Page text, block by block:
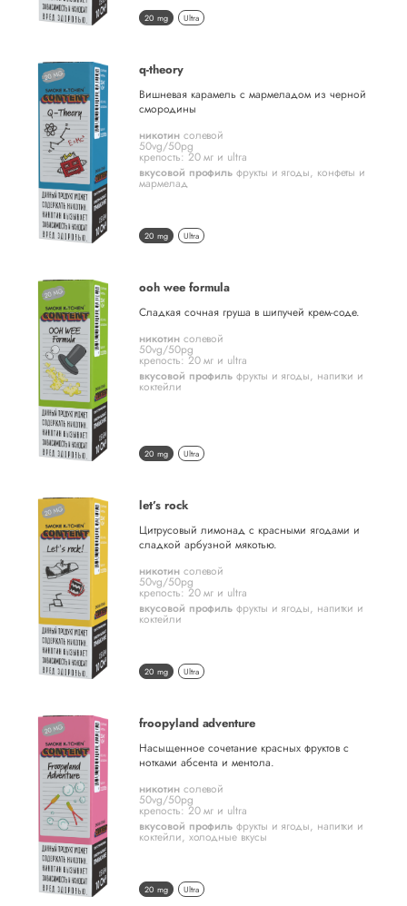
20 mg Ultra
q-theory
Вишневая карамель с мармеладом из черной
смородины
никотинсолевой
50vg/50pg
крепость: 20 мг и ultra
вкусовой профиль фрукты и ягоды, конфеты и
мармелад
20 mg Ultra
ooh wee formula
Сладкая сочная груша в шипучей крем-соде.
никотинсолевой
50vg/50pg
крепость: 20 мг и ultra
вкусовой профиль фрукты и ягоды, напитки и
коктейли
20 mg Ultra
let’s rock
Цитрусовый лимонад с красными ягодами и
сладкой арбузной мякотью.
никотинсолевой
50vg/50pg
крепость: 20 мг и ultra
вкусовой профиль фрукты и ягоды, напитки и
коктейли
20 mg Ultra
froopyland adventure
Насыщенное сочетание красных фруктов с
нотками абсента и ментола.
никотинсолевой
50vg/50pg
крепость: 20 мг и ultra
вкусовой профиль фрукты и ягоды, напитки и
коктейли, холодные вкусы
20 mg Ultra